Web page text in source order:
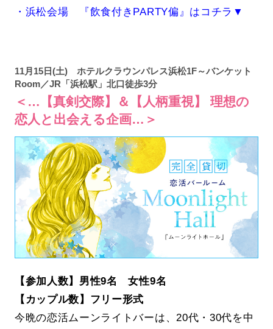
・浜松会場 『飲食付きPARTY偏』はコチラ▼
11月15日(土) ホテルクラウンパレス浜松1F～バンケット
Room／JR「浜松駅」北口徒歩3分
＜…【真剣交際】＆【人柄重視】 理想の
恋人と出会える企画…＞
【参加人数】男性9名 女性9名
【カップル数】フリー形式
今晩の恋活ムーンライトバーは、20代・30代を中